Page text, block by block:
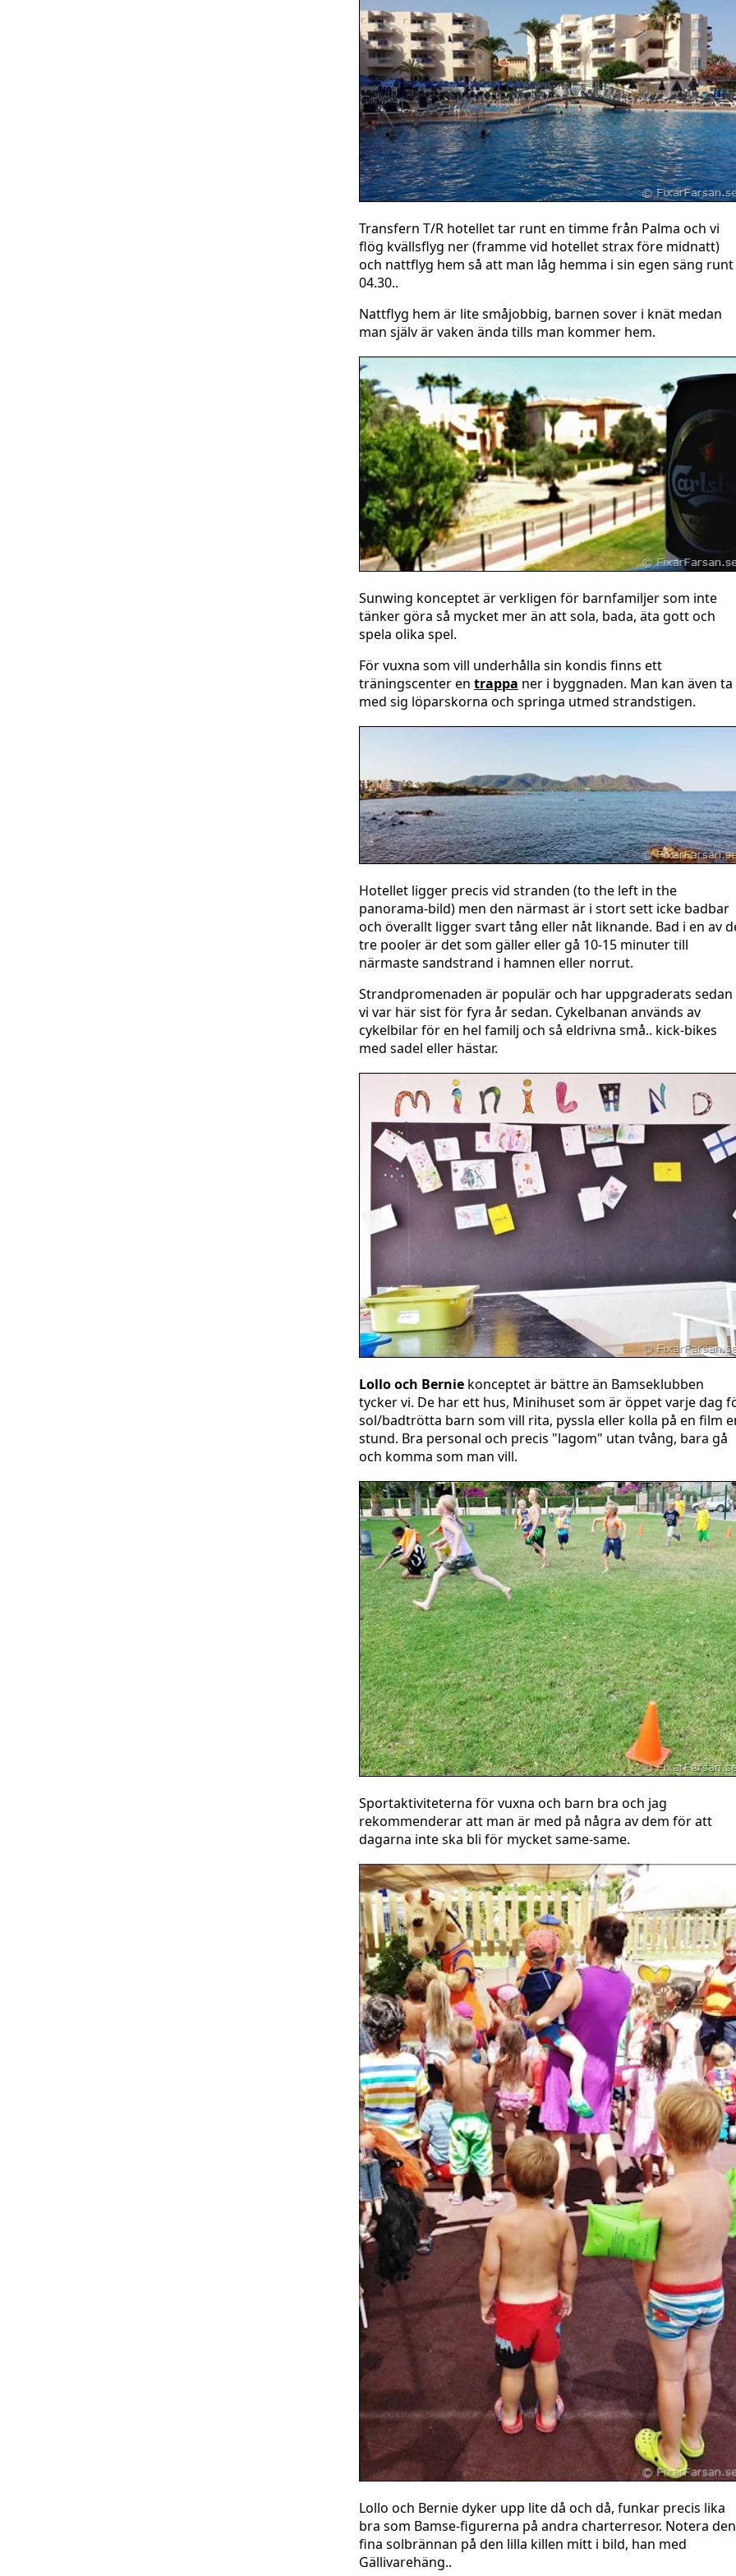
Transfern T/R hotellet tar runt en timme från Palma och vi
flög kvällsflyg ner (framme vid hotellet strax före midnatt)
och nattflyg hem så att man låg hemma i sin egen säng runt
04.30..
Nattflyg hem är lite småjobbig, barnen sover i knät medan
man själv är vaken ända tills man kommer hem.
Sunwing konceptet är verkligen för barnfamiljer som inte
tänker göra så mycket mer än att sola, bada, äta gott och
spela olika spel.
För vuxna som vill underhålla sin kondis finns ett
träningscenter en trappa ner i byggnaden. Man kan även ta
med sig löparskorna och springa utmed strandstigen.
Hotellet ligger precis vid stranden (to the left in the
panorama-bild) men den närmast är i stort sett icke badbar
och överallt ligger svart tång eller nåt liknande. Bad i en av
tre pooler är det som gäller eller gå 10-15 minuter till
närmaste sandstrand i hamnen eller norrut.
Strandpromenaden är populär och har uppgraderats sedan
vi var här sist för fyra år sedan. Cykelbanan används av
cykelbilar för en hel familj och så eldrivna små.. kick-bikes
med sadel eller hästar.
Lollo och Bernie konceptet är bättre än Bamseklubben
tycker vi. De har ett hus, Minihuset som är öppet varje dag
sol/badtrötta barn som vill rita, pyssla eller kolla på en film
stund. Bra personal och precis "lagom" utan tvång, bara gå
och komma som man vill.
Sportaktiviteterna för vuxna och barn bra och jag
rekommenderar att man är med på några av dem för att
dagarna inte ska bli för mycket same-same.
Lollo och Bernie dyker upp lite då och då, funkar precis lika
bra som Bamse-figurerna på andra charterresor. Notera den
fina solbrännan på den lilla killen mitt i bild, han med
Gällivarehäng..